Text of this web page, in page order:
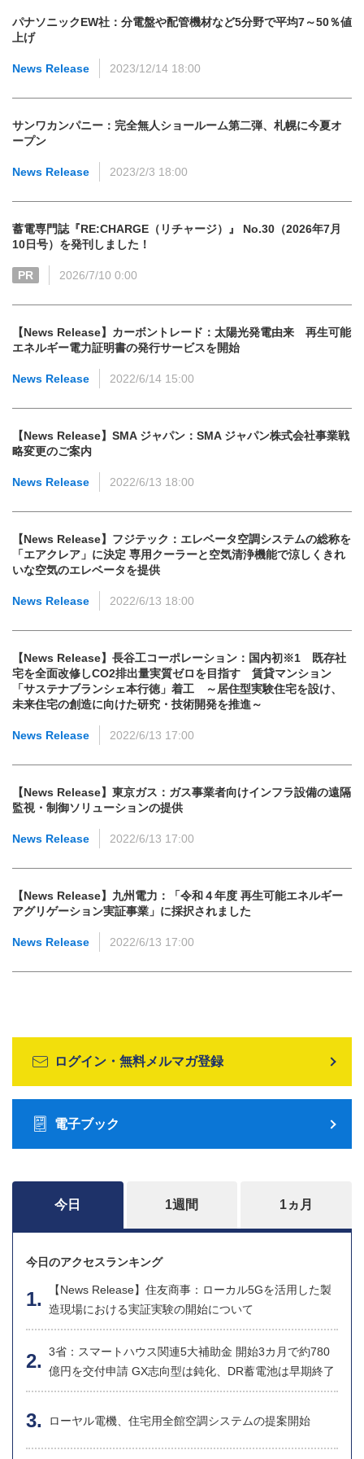
パナソニックEW社：分電盤や配管機材など5分野で平均7～50％値
上げ
News Release 2023/12/14 18:00
サンワカンパニー：完全無人ショールーム第二弾、札幌に今夏オ
ープン
News Release 2023/2/3 18:00
蓄電専門誌『RE:CHARGE（リチャージ）』 No.30（2026年7月
10日号）を発刊しました！
PR 2026/7/10 0:00
【News Release】カーボントレード：太陽光発電由来 再生可能
エネルギー電力証明書の発行サービスを開始
News Release 2022/6/14 15:00
【News Release】SMA ジャパン：SMA ジャパン株式会社事業戦
略変更のご案内
News Release 2022/6/13 18:00
【News Release】フジテック：エレベータ空調システムの総称を
「エアクレア」に決定 専用クーラーと空気清浄機能で涼しくきれ
いな空気のエレベータを提供
News Release 2022/6/13 18:00
【News Release】長谷工コーポレーション：国内初※1 既存社
宅を全面改修しCO2排出量実質ゼロを目指す 賃貸マンション
「サステナブランシェ本行徳」着工 ～居住型実験住宅を設け、
未来住宅の創造に向けた研究・技術開発を推進～
News Release 2022/6/13 17:00
【News Release】東京ガス：ガス事業者向けインフラ設備の遠隔
監視・制御ソリューションの提供
News Release 2022/6/13 17:00
【News Release】九州電力：「令和４年度 再生可能エネルギー
アグリゲーション実証事業」に採択されました
News Release 2022/6/13 17:00
ログイン・無料メルマガ登録
電子ブック
今日 1週間 1ヵ月
今日のアクセスランキング
【News Release】住友商事：ローカル5Gを活用した製
造現場における実証実験の開始について
3省：スマートハウス関連5大補助金 開始3カ月で約780
億円を交付申請 GX志向型は鈍化、DR蓄電池は早期終了
ローヤル電機、住宅用全館空調システムの提案開始